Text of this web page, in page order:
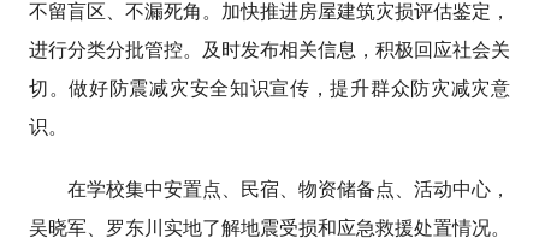
不留盲区、不漏死角。加快推进房屋建筑灾损评估鉴定，
进行分类分批管控。及时发布相关信息，积极回应社会关
切。做好防震减灾安全知识宣传，提升群众防灾减灾意
识。
在学校集中安置点、民宿、物资储备点、活动中心，
吴晓军、罗东川实地了解地震受损和应急救援处置情况。